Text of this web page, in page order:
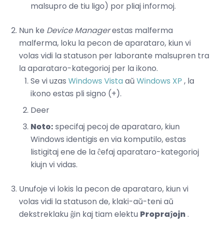
malsupro de tiu ligo) por pliaj informoj.
Nun ke Device Managerestas malferma
malferma, loku la pecon de aparataro, kiun vi
volas vidi la statuson per laborante malsupren tra
la aparataro-kategorioj per la ikono.
Se vi uzas Windows Vistaaŭ Windows XP , la
ikono estas pli signo (+).
Deer
Noto: specifaj pecoj de aparataro, kiun
Windows identigis en via komputilo, estas
listigitaj ene de la ĉefaj aparataro-kategorioj
kiujn vi vidas.
Unufoje vi lokis la pecon de aparataro, kiun vi
volas vidi la statuson de, klaki-aŭ-teni aŭ
dekstreklaku ĝin kaj tiam elektu Propraĵojn.